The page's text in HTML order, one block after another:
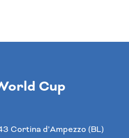
Cup
Cortina d’Ampezzo (BL)